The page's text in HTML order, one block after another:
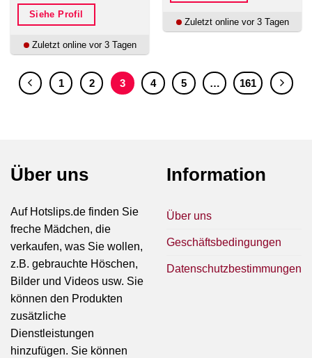
Siehe Profil
Zuletzt online vor 3 Tagen
Zuletzt online vor 3 Tagen
1 2 3 4 5 … 161
Über uns
Auf Hotslips.de finden Sie
freche Mädchen, die
verkaufen, was Sie wollen,
z.B. gebrauchte Höschen,
Bilder und Videos usw. Sie
können den Produkten
zusätzliche
Dienstleistungen
hinzufügen. Sie können
Information
Über uns
Geschäftsbedingungen
Datenschutzbestimmungen